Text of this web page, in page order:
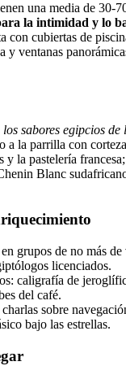
una media de 30-
la intimidad y lo
con cubiertas de
y ventanas
los sabores egipcios
a la parrilla con
y la pastelería
Blanc
grupos de no más de
licenciados.
caligrafía de
del café.
sobre
bajo las estrellas.